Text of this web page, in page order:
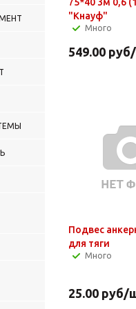
"Кнауф"
Много
549.00 руб
Подвес
для тяги
Много
25.00 руб/